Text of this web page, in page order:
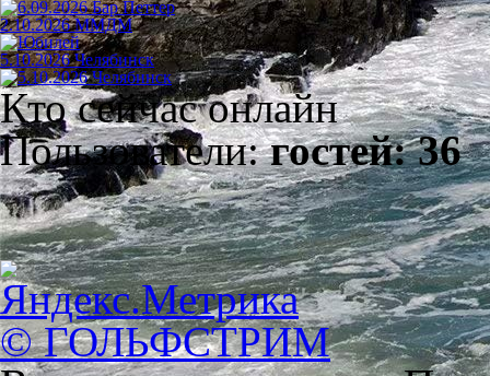
2.10.2026 ММДМ
5.10.2026 Челябинск
Кто сейчас онлайн
Пользователи:гостей: 36
© ГОЛЬФСТРИМ